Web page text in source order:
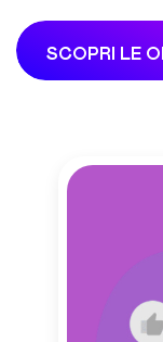
SCOPRI LE